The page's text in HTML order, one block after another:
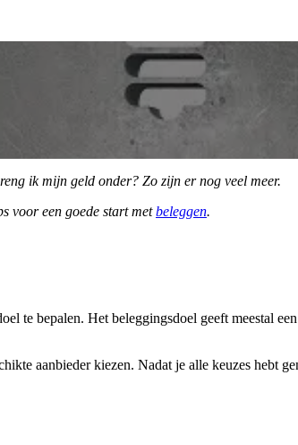
ik mijn geld onder? Zo zijn er nog veel meer.
voor een goede start metbeleggen.
te bepalen. Het beleggingsdoel geeft meestal
aanbieder kiezen. Nadat je alle keuzes hebt